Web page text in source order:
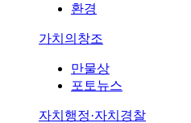
환경
가치의창조
만물상
포토뉴스
자치행정·자치경찰